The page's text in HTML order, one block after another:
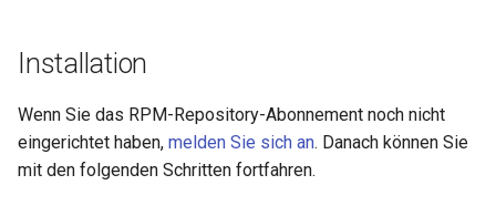
n
i
accept-language
access-control
acme
Verwendung
Erstellen einer Verbindung
set_timeout
Installation auf RHEL, CentOS
& Rocky Linux
NGINX-Module für das Plesk-
Control-Panel - RPM-Pakete
Installation
Wenn Sie das RPM-Repository-Abonnement noch nicht
eingerichtet haben, melden Sie sich an. Danach können Sie
mit den folgenden Schritten fortfahren.